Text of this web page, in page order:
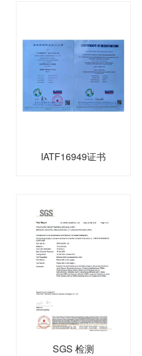
IATF16949证书
SGS 检测